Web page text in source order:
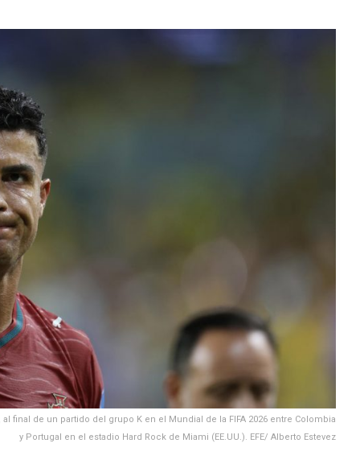
al final de un partido del grupo K en el Mundial de la FIFA 2026 entre Colombia
y Portugal en el estadio Hard Rock de Miami (EE.UU.). EFE/ Alberto Estevez